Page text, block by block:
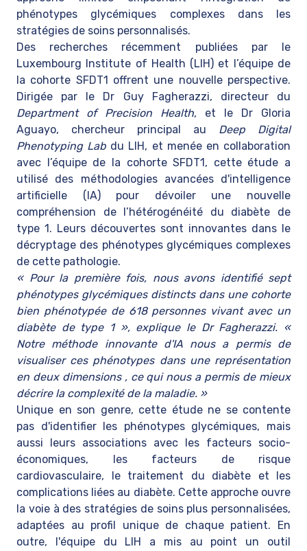
phénotypes glycémiques complexes dans les
stratégies de soins personnalisés.
Des recherches récemment publiées par le
Luxembourg Institute of Health (LIH) et l’équipe de
la cohorte SFDT1 offrent une nouvelle perspective.
Dirigée par le Dr Guy Fagherazzi, directeur du
Department of Precision Health, et le Dr Gloria
Aguayo, chercheur principal au Deep Digital
Phenotyping Lab du LIH, et menée en collaboration
avec l’équipe de la cohorte SFDT1, cette étude a
utilisé des méthodologies avancées d'intelligence
artificielle (IA) pour dévoiler une nouvelle
compréhension de l’hétérogénéité du diabète de
type 1. Leurs découvertes sont innovantes dans le
décryptage des phénotypes glycémiques complexes
de cette pathologie.
« Pour la première fois, nous avons identifié sept
phénotypes glycémiques distincts dans une cohorte
bien phénotypée de 618 personnes vivant avec un
diabète de type 1 », explique le Dr Fagherazzi. «
Notre méthode innovante d'IA nous a permis de
visualiser ces phénotypes dans une représentation
en deux dimensions , ce qui nous a permis de mieux
décrire la complexité de la maladie. »
Unique en son genre, cette étude ne se contente
pas d'identifier les phénotypes glycémiques, mais
aussi leurs associations avec les facteurs socio-
économiques, les facteurs de risque
cardiovasculaire, le traitement du diabète et les
complications liées au diabète. Cette approche ouvre
la voie à des stratégies de soins plus personnalisées,
adaptées au profil unique de chaque patient. En
outre, l'équipe du LIH a mis au point un outil